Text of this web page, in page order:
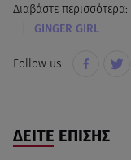
Διαβάστε περισσότερα:
GINGER GIRL
Follow us:
ΔΕΙΤΕ ΕΠΙΣΗΣ